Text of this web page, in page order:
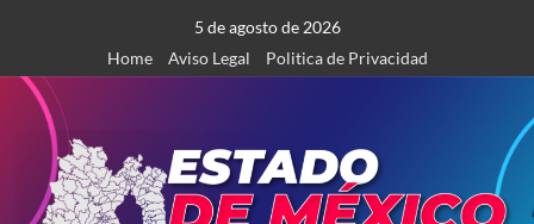
contenido
5 de agosto de 2026
Home
Aviso Legal Politica de Privacidad